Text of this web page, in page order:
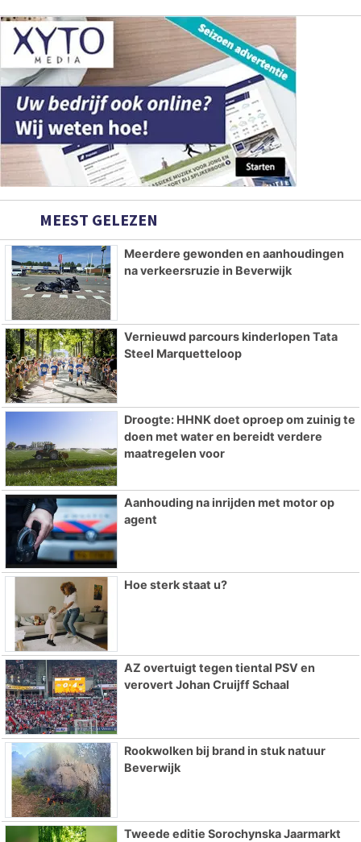
MEEST GELEZEN
Meerdere gewonden en aanhoudingen
na verkeersruzie in Beverwijk
Vernieuwd parcours kinderlopen Tata
Steel Marquetteloop
Droogte: HHNK doet oproep om zuinig te
doen met water en bereidt verdere
maatregelen voor
Aanhouding na inrijden met motor op
agent
Hoe sterk staat u?
AZ overtuigt tegen tiental PSV en
verovert Johan Cruijff Schaal
Rookwolken bij brand in stuk natuur
Beverwijk
Tweede editie Sorochynska Jaarmarkt